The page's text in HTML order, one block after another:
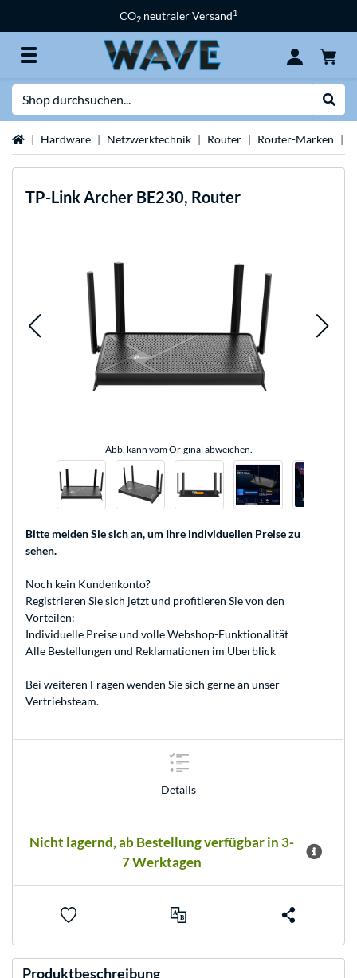
CO2 neutraler Versand1
StartseiteHardware Netzwerktechnik Router Router-Marken
TP-LinkArcher BE230, Router
Abb. kann vom Original abweichen.
Bitte melden Sie sich an, um Ihre individuellen Preise zu
sehen.
Noch kein Kundenkonto?
Registrieren Sie sich jetzt und profitieren Sie von den
Vorteilen:
Individuelle Preise und volle Webshop-Funktionalität
Alle Bestellungen und Reklamationen im Überblick
Bei weiteren Fragen wenden Sie sich gerne an unser
Vertriebsteam.
Details
Nicht lagernd, ab Bestellung verfügbar in 3-
7 Werktagen
Produktbeschreibung